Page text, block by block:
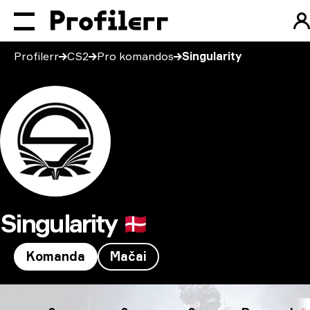
Profilerr CS2 Pro komandos Singularity
Singularity 🇩🇰
Komanda Mačai